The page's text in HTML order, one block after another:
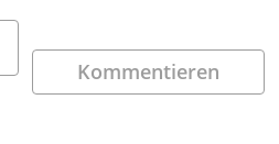
Kommentieren